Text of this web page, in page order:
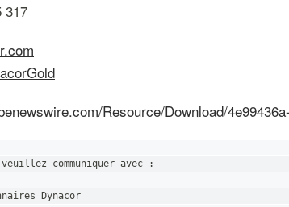
317
Resource/Download/
communiquer avec :
Dynacor